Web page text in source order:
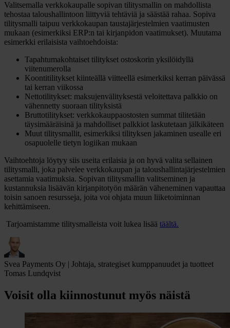
Valitsemalla verkkokaupalle sopivan tilitysmallin on mahdollista
tehostaa taloushallintoon liittyviä tehtäviä ja säästää rahaa. Sopiva
tilitysmalli taipuu verkkokaupan taustajärjestelmien vaatimusten
mukaan (esimerkiksi ERP:n tai kirjanpidon vaatimukset). Muutama
esimerkki erilaisista vaihtoehdoista:
Tapahtumakohtaiset tilitykset ostoskorin yksilöidyllä
viitenumerolla
Koontitilitykset kiinteällä viitteellä esimerkiksi kerran päivässä
tai kerran viikossa
Nettotilitykset: maksujenvälityksestä veloitettava palkkio on
vähennetty suoraan tilityksistä
Bruttotilitykset: verkkokauppaostosten summat tilitetään
täysimääräisinä ja mahdolliset palkkiot laskutetaan jälkikäteen
Muut tilitysmallit, esimerkiksi tilityksen jakaminen usealle eri
osapuolelle tietyn logiikan mukaan
Vaihtoehtoja löytyy siis useita erilaisia ja on hyvä valita sellainen
tilitysmalli, joka palvelee verkkokaupan ja taloushallintajärjestelmien
asettamia vaatimuksia. Sopivan tilitysmallin valitseminen ja
kustannuksia lisäävän kirjanpitotyön määrän väheneminen vapauttaa
toisin sanoen resursseja, joita voi ohjata muun liiketoiminnan
kehittämiseen.
Tarjoamistamme tilitysmalleista voit lukea lisää täältä.
Svea Payments Oy | Johtaja, strategiset kumppanuudet ja tuotteet
Tomas Lundqvist
Voisit olla kiinnostunut myös näistä